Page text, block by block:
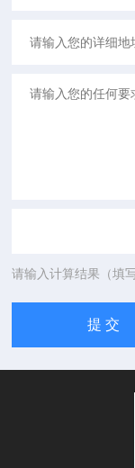
请输入计算结果（填